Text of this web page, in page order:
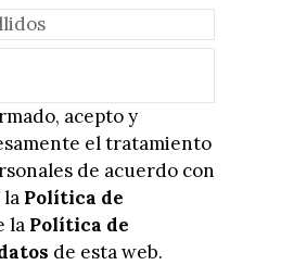
acepto y
el tratamiento
de acuerdo con
Política de
la Política de
de esta web.